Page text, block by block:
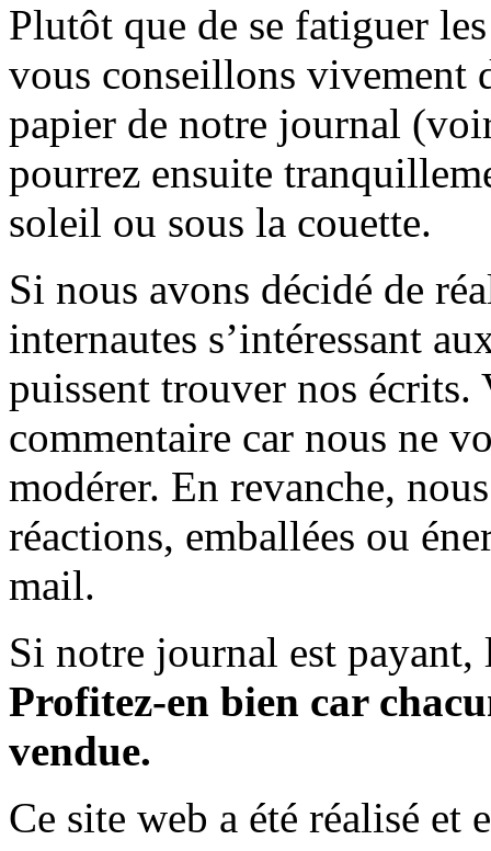
Plutôt que de se fatiguer
vous conseillons vivement
papier de notre journal
pourrez ensuite
soleil ou sous la couette.
Si nous avons décidé de
internautes s’intéressant
puissent trouver nos écrits.
commentaire car nous ne
modérer. En revanche,
réactions, emballées ou
mail.
Si notre journal est payant,
Profitez-en bien car
vendue.
Ce site web a été réalisé et